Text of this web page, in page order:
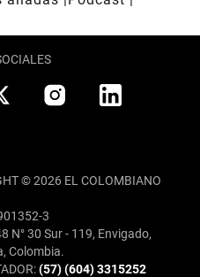
© 2026 EL COLOMBIANO
3
N° 30 Sur - 119, Envigado,
Colombia.
(57) (604) 3315252